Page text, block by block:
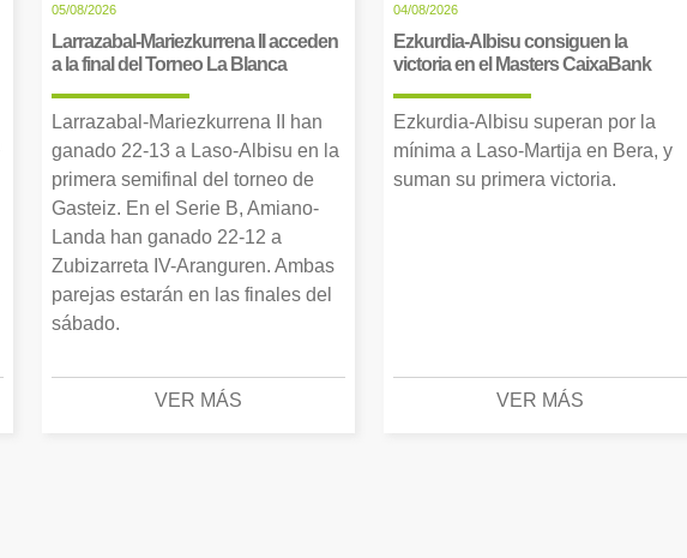
05/08/2026
Larrazabal-Mariezkurrena II acceden
a la final del Torneo La Blanca
Larrazabal-Mariezkurrena II han
ganado 22-13 a Laso-Albisu en la
primera semifinal del torneo de
Gasteiz. En el Serie B, Amiano-
Landa han ganado 22-12 a
Zubizarreta IV-Aranguren. Ambas
parejas estarán en las finales del
sábado.
VER MÁS
04/08/2026
Ezkurdia-Albisu consiguen la
victoria en el Masters CaixaBank
Ezkurdia-Albisu superan por la
mínima a Laso-Martija en Bera, y
suman su primera victoria.
VER MÁS